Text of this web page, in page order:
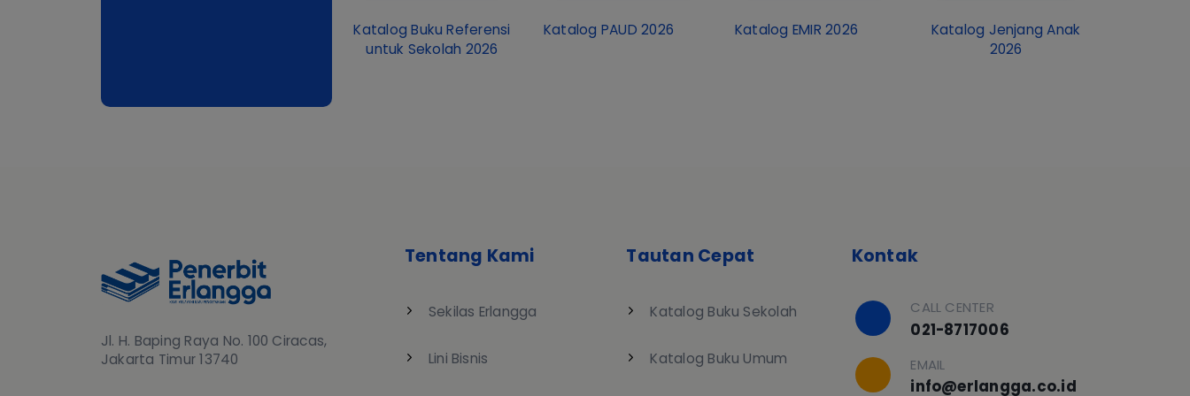
Katalog Buku Referensi
untuk Sekolah 2026
Katalog PAUD 2026 Katalog EMIR 2026
Katalog Jenjang Anak
2026
Jl. H. Baping Raya No. 100 Ciracas,
Jakarta Timur 13740
Tentang Kami
Sekilas Erlangga
Lini Bisnis
Tautan Cepat
Katalog Buku Sekolah
Katalog Buku Umum
Kontak
CALL CENTER
021-8717006
EMAIL
info@erlangga.co.id